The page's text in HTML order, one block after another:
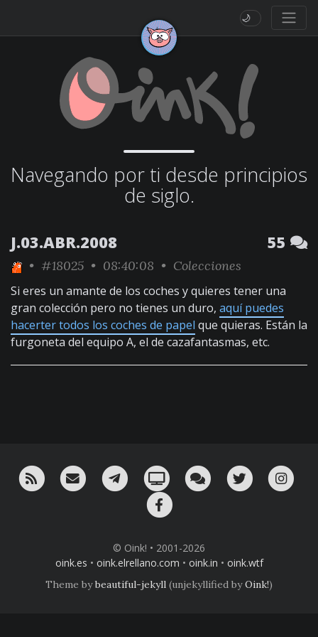
🌙
Navegando por ti desde principios
de siglo.
J.03.ABR.2008 55
• #18025 • 08:40:08 • Colecciones
Si eres un amante de los coches y quieres tener una
gran colección pero no tienes un duro, aquí puedes
hacerter todos los coches de papel que quieras. Están la
furgoneta del equipo A, el de cazafantasmas, etc.
RSS ¡Mándame un email!¡Nuestro canal en Telegram!
Oink! TV Charla con nosotros
Twitter
© Oink! • 2001-2026
oink.es • oink.elrellano.com • oink.in • oink.wtf
Theme bybeautiful-jekyll (unjekyllified byOink!)